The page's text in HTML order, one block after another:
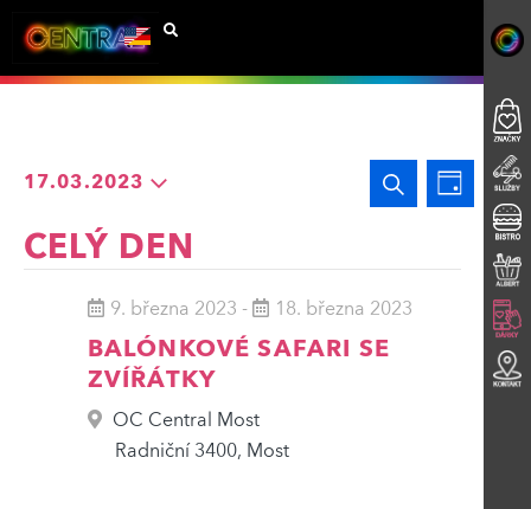
hledání
a
HledatDen
17.03.2023
datum.
CELÝ DEN
9. března 2023 - 18. března 2023
BALÓNKOVÉ SAFARI SE
ZVÍŘÁTKY
OC Central Most
Radniční 3400, Most